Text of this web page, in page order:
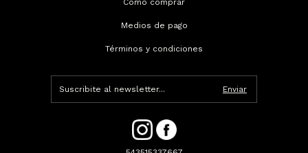
Como comprar
Medios de pago
Términos y condiciones